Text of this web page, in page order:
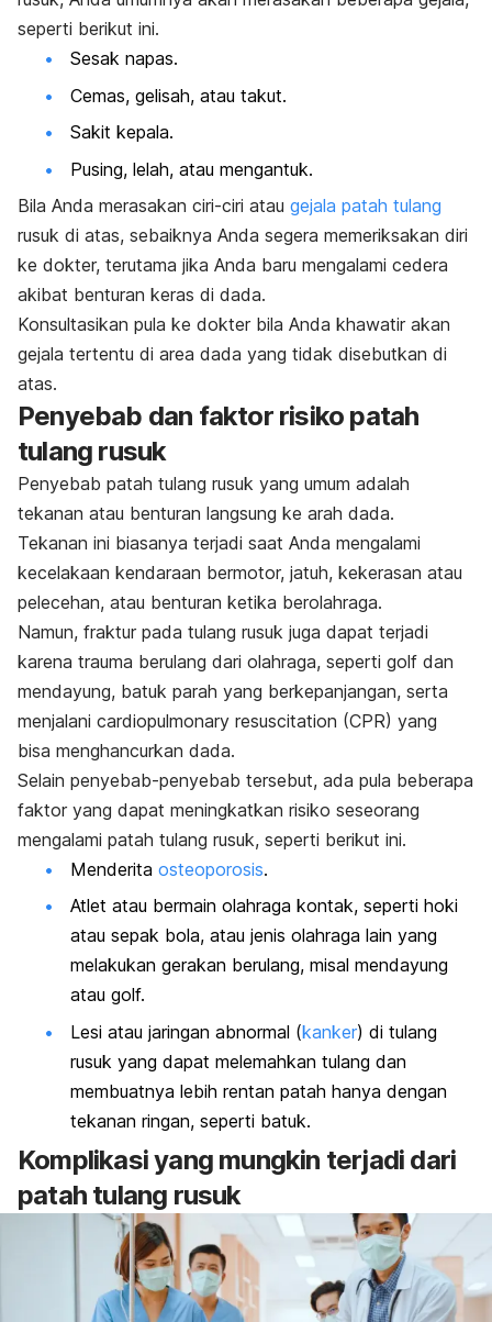
seperti berikut ini.
Sesak napas.
Cemas, gelisah, atau takut.
Sakit kepala.
Pusing, lelah, atau mengantuk.
Bila Anda merasakan ciri-ciri atau gejala patah tulang
rusuk di atas, sebaiknya Anda segera memeriksakan diri
ke dokter, terutama jika Anda baru mengalami cedera
akibat benturan keras di dada.
Konsultasikan pula ke dokter bila Anda khawatir akan
gejala tertentu di area dada yang tidak disebutkan di
atas.
Penyebab dan faktor risiko patah
tulang rusuk
Penyebab patah tulang rusuk yang umum adalah
tekanan atau benturan langsung ke arah dada.
Tekanan ini biasanya terjadi saat Anda mengalami
kecelakaan kendaraan bermotor, jatuh, kekerasan atau
pelecehan, atau benturan ketika berolahraga.
Namun, fraktur pada tulang rusuk juga dapat terjadi
karena trauma berulang dari olahraga, seperti golf dan
mendayung, batuk parah yang berkepanjangan, serta
menjalani cardiopulmonary resuscitation (CPR) yang
bisa menghancurkan dada.
Selain penyebab-penyebab tersebut, ada pula beberapa
faktor yang dapat meningkatkan risiko seseorang
mengalami patah tulang rusuk, seperti berikut ini.
Menderita osteoporosis.
Atlet atau bermain olahraga kontak, seperti hoki
atau sepak bola, atau jenis olahraga lain yang
melakukan gerakan berulang, misal mendayung
atau golf.
Lesi atau jaringan abnormal (kanker) di tulang
rusuk yang dapat melemahkan tulang dan
membuatnya lebih rentan patah hanya dengan
tekanan ringan, seperti batuk.
Komplikasi yang mungkin terjadi dari
patah tulang rusuk